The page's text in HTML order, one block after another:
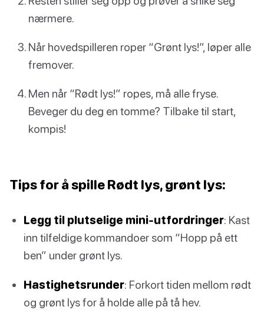
nærmere.
Når hovedspilleren roper “Grønt lys!”, løper alle
fremover.
Men når “Rødt lys!” ropes, må alle fryse.
Beveger du deg en tomme? Tilbake til start,
kompis!
Tips for å spille Rødt lys, grønt lys:
Legg til plutselige mini-utfordringer: Kast
inn tilfeldige kommandoer som “Hopp på ett
ben” under grønt lys.
Hastighetsrunder: Forkort tiden mellom rødt
og grønt lys for å holde alle på tå hev.